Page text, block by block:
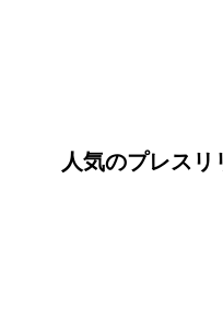
人気のプレスリ